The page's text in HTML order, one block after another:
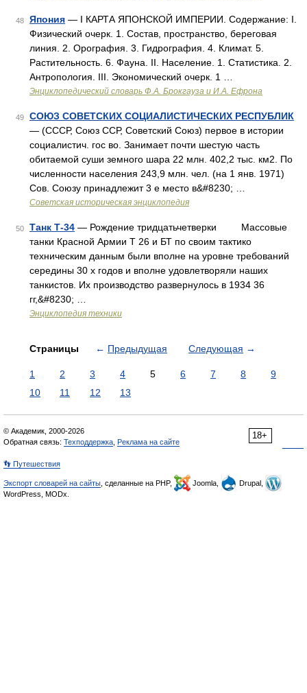
48 Япония — I КАРТА ЯПОНСКОЙ ИМПЕРИИ. Содержание: I.
Физический очерк. 1. Состав, пространство, береговая
линия. 2. Орография. 3. Гидрография. 4. Климат. 5.
Растительность. 6. Фауна. II. Население. 1. Статистика. 2.
Антропология. III. Экономический очерк. 1 …
Энциклопедический словарь Ф.А. Брокгауза и И.А. Ефрона
49
СОЮЗ СОВЕТСКИХ СОЦИАЛИСТИЧЕСКИХ РЕСПУБЛИК
— (СССР, Союз ССР, Советский Союз) первое в истории
социалистич. гос во. Занимает почти шестую часть
обитаемой суши земного шара 22 млн. 402,2 тыс. км2. По
численности населения 243,9 млн. чел. (на 1 янв. 1971)
Сов. Союзу принадлежит 3 е место в&#8230; …
Советская историческая энциклопедия
50 Танк Т-34 — Рождение тридцатьчетверки Массовые
танки Красной Армии Т 26 и БТ по своим тактико
техническим данным были вполне на уровне требований
середины 30 х годов и вполне удовлетворяли наших
танкистов. Их производство развернулось в 1934 36
гг,&#8230; …
Энциклопедия техники
Страницы ← Предыдущая Следующая →
1 2 3 4 5 6 7 8
9
10
11 12 13
18+
© Академик, 2000-2026
Обратная связь: Техподдержка Реклама на сайте
👣 Путешествия
Экспорт словарей на сайты , сделанные на PHP, Joomla,
Drupal,
WordPress, MODx.